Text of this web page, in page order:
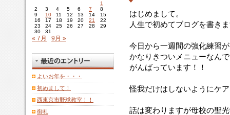
はじめまして。
人生で初めてブログを書
今日から一週間の強化練習
かなりきついメニューなん
がんばっています！！
怪我だけはしないように
話は変わりますが母校の聖
1
2
3 4 5 6 7
8
9
10 11 12 13 14
15
16
17 18 19 20 21
22
23
24 25 26 27 28
29
30
31
« 7月 9月 »
よいお年を・・・
初めまして！
西東京市野球教室！！
御礼